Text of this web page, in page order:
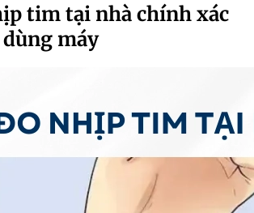
tim tại nhà chính xác
máy